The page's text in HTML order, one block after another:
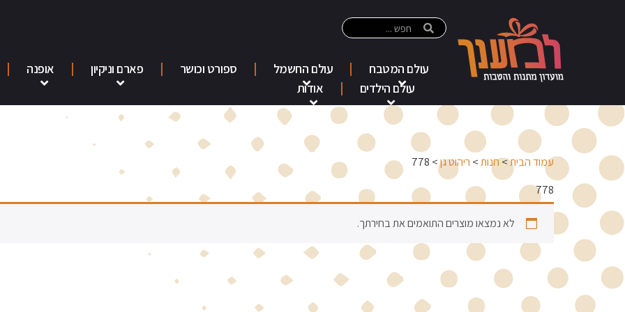
עולם המטבח עולם החשמל ספורט וכושר פארם וניקיון אופנה
עולם הילדים
אודות
עמוד הבית>חנות> ריהוט גן> 778
778
לא נמצאו מוצרים התואמים את בחירתך.